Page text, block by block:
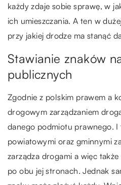
każdy zdaje sobie sprawę, w
ich umieszczania. A ten w
przy jakiej drodze ma stanąć
Stawianie znaków
publicznych
Zgodnie z polskim prawem a
drogowym zarządzaniem
danego podmiotu prawnego. I
powiatowymi oraz gminnymi
zarządza drogami a więc
po obu jej stronach. Jednak